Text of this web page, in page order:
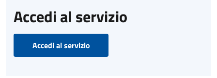
Accedi al servizio
Accedi al servizio